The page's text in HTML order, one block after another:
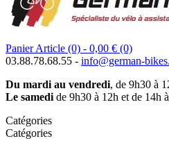
Panier Article (0) - 0,00 € (0)
03.88.78.68.55 - info@german-
Du mardi au vendredi, de 9h30 à
Le samedi de 9h30 à 12h et de 14h
Catégories
Catégories